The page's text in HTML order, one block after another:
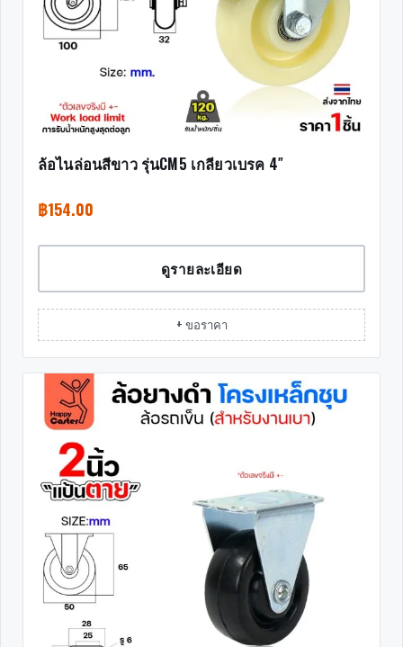
ล้อไนล่อนสีขาว รุ่นCM5 เกลียวเบรค 4″
฿154.00
ดูรายละเอียด
+ ขอราคา